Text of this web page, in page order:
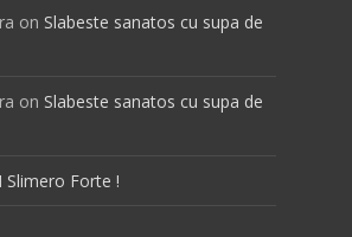
on Slabeste sanatos cu supa de
on Slabeste sanatos cu supa de
Slimero Forte !